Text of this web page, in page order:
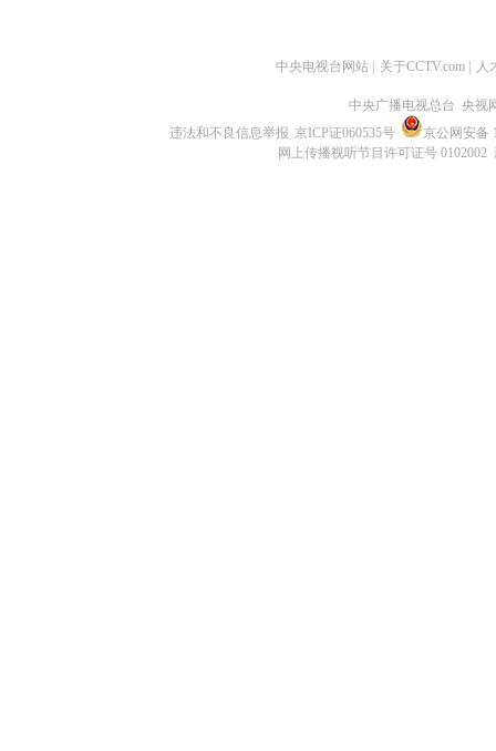
中央电视台网站 关于CCTV.com 人
中央广播电视总台 央视
违法和不良信息举报 京ICP证060535号
京公网安备
网上传播视听节目许可证号 0102002